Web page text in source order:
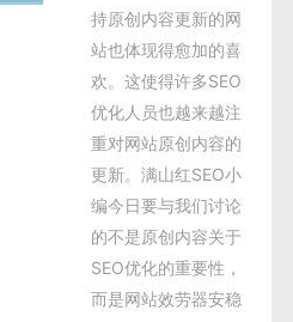
持原创内容更新的网
站也体现得愈加的喜
欢。这使得许多SEO
优化人员也越来越注
重对网站原创内容的
更新。满山红SEO小
编今日要与我们讨论
的不是原创内容关于
SEO优化的重要性，
而是网站效劳器安稳